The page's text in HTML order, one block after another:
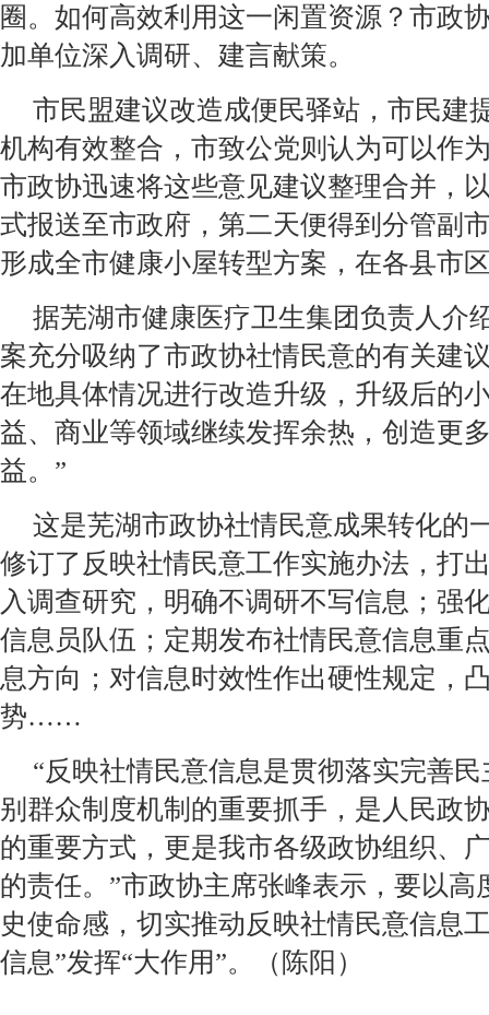
圈。如何高效利用这一闲置资源？市政
加单位深入调研、建言献策。
市民盟建议改造成便民驿站，市民建
机构有效整合，市致公党则认为可以
市政协迅速将这些意见建议整理合并，
式报送至市政府，第二天便得到分管副
形成全市健康小屋转型方案，在各县市
据芜湖市健康医疗卫生集团负责人介
案充分吸纳了市政协社情民意的有关建
在地具体情况进行改造升级，升级后的
益、商业等领域继续发挥余热，创造更
益。”
这是芜湖市政协社情民意成果转化的
修订了反映社情民意工作实施办法，打
入调查研究，明确不调研不写信息；强
信息员队伍；定期发布社情民意信息重
息方向；对信息时效性作出硬性规定，
势……
“反映社情民意信息是贯彻落实完善
别群众制度机制的重要抓手，是人民政
的重要方式，更是我市各级政协组织、
的责任。”市政协主席张峰表示，要以高
史使命感，切实推动反映社情民意信息
信息”发挥“大作用”。（陈阳）